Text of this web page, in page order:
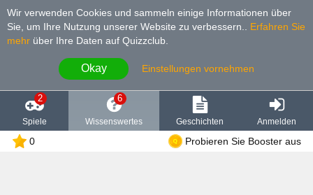
Wir verwenden Cookies und sammeln einige Informationen über
Sie, um Ihre Nutzung unserer Website zu verbessern.
Erfahren Sie
mehr über Ihre Daten auf Quizzclub.
Okay Einstellungen vornehmen
2
Spiele
6
Wissenswertes Geschichten Anmelden
0 Probieren Sie Booster aus